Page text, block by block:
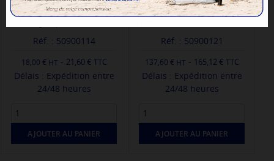
COMPAS GEMS STANDARD -
Réf. : 50900114
18,00 € - 21,60 € TTC
Délais : Expédition entre
24/48 heures
AJOUTER AU PANIER
COMPAS ACIER POINTES FINES
Réf. : 50900121
137,60 € - 165,12 € TTC
Délais : Expédition entre
24/48 heures
AJOUTER AU PANIER